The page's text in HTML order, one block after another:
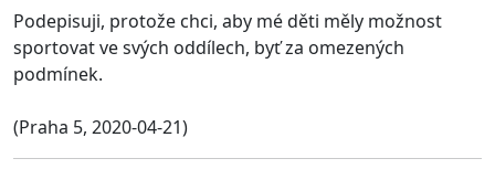
Podepisuji, protože chci, aby mé děti měly možnost
sportovat ve svých oddílech, byť za omezených
podmínek.
(Praha 5, 2020-04-21)